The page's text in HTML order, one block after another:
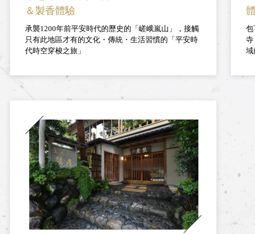
＆製香體驗
承襲1200年前平安時代的歷史的「嵯峨嵐山」，接觸
只有此地區才有的文化・傳統・生活習慣的「平安時
代時空穿梭之旅」
包
寺
域